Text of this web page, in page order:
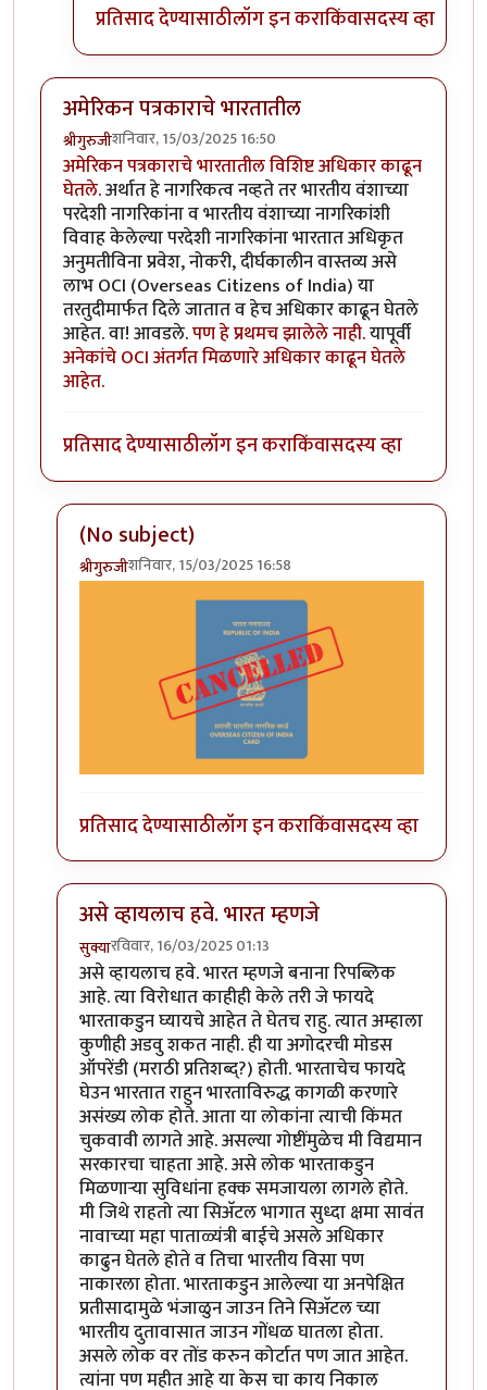
प्रतिसाद देण्यासाठीलॉग इन कराकिंवासदस्य व्हा
अमेरिकन पत्रकाराचे भारतातील
श्रीगुरुजीशनिवार, 15/03/2025 16:50
अमेरिकन पत्रकाराचे भारतातील विशिष्ट अधिकार काढून
घेतले.अर्थात हे नागरिकत्व नव्हते तर भारतीय वंशाच्या
परदेशी नागरिकांना व भारतीय वंशाच्या नागरिकांशी
विवाह केलेल्या परदेशी नागरिकांना भारतात अधिकृत
अनुमतीविना प्रवेश, नोकरी, दीर्घकालीन वास्तव्य असे
लाभ OCI (Overseas Citizens of India) या
तरतुदीमार्फत दिले जातात व हेच अधिकार काढून घेतले
आहेत. वा! आवडले.पण हे प्रथमच झालेले नाही.यापूर्वी
अनेकांचे OCI अंतर्गत मिळणारे अधिकार काढून घेतले
आहेत.
प्रतिसाद देण्यासाठीलॉग इन कराकिंवासदस्य व्हा
(No subject)
श्रीगुरुजीशनिवार, 15/03/2025 16:58
अमेरिकन पत्रकाराचे भारतातील
प्रतिसाद देण्यासाठीलॉग इन कराकिंवासदस्य व्हा
असे व्हायलाच हवे. भारत म्हणजे
सुक्यारविवार, 16/03/2025 01:13
In reply toअमेरिकन पत्रकाराचे भारतातीलbyश्रीगुरुजी
असे व्हायलाच हवे. भारत म्हणजे बनाना रिपब्लिक
आहे. त्या विरोधात काहीही केले तरी जे फायदे
भारताकडुन घ्यायचे आहेत ते घेतच राहु. त्यात अम्हाला
कुणीही अडवु शकत नाही. ही या अगोदरची मोडस
ऑपरेंडी (मराठी प्रतिशब्द्?) होती. भारताचेच फायदे
घेउन भारतात राहुन भारताविरुद्ध कागळी करणारे
असंख्य लोक होते. आता या लोकांना त्याची किंमत
चुकवावी लागते आहे. असल्या गोष्टींमुळेच मी विद्यमान
सरकारचा चाहता आहे. असे लोक भारताकडुन
मिळणार्‍या सुविधांना हक्क समजायला लागले होते.
मी जिथे राहतो त्या सिअ‍ॅटल भागात सुध्दा क्षमा सावंत
नावाच्या महा पाताळ्यंत्री बाईचे असले अधिकार
काढुन घेतले होते व तिचा भारतीय विसा पण
नाकारला होता. भारताकडुन आलेल्या या अनपेक्षित
प्रतीसादामुळे भंजाळुन जाउन तिने सिअ‍ॅटल च्या
भारतीय दुतावासात जाउन गोंधळ घातला होता.
असले लोक वर तोंड करुन कोर्टात पण जात आहेत.
त्यांना पण महीत आहे या केस चा काय निकाल